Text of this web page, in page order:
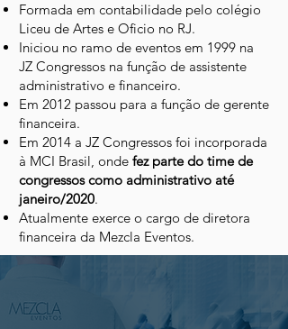
Formada em contabilidade pelo colégio
Liceu de Artes e Oficio no RJ.
Iniciou no ramo de eventos em 1999 na
JZ Congressos na função de assistente
administrativo e financeiro.
Em 2012 passou para a função de gerente
financeira.
Em 2014 a JZ Congressos foi incorporada
à MCI Brasil, onde fez parte do time de
congressos como administrativo até
janeiro/2020.
Atualmente exerce o cargo de diretora
financeira da Mezcla Eventos.